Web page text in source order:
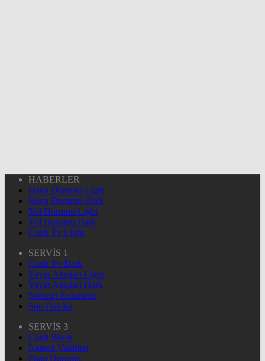
HABERLER
Hava Durumu Light
Hava Durumu Dark
Yol Durumu Light
Yol Durumu Dark
Canlı Tv Light
SERVİS 1
Canlı Tv Dark
Yayın Akışları Light
Yayın Akışları Dark
Nöbetçi Eczaneler
Son Dakika
SERVİS 3
Canlı Borsa
Namaz Vakitleri
Puan Durumu